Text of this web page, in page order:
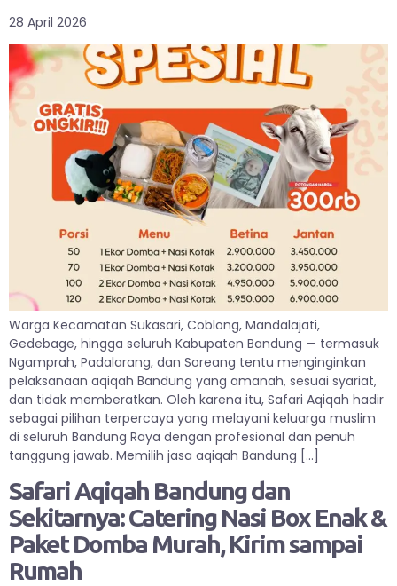
28 April 2026
Warga Kecamatan Sukasari, Coblong, Mandalajati,
Gedebage, hingga seluruh Kabupaten Bandung — termasuk
Ngamprah, Padalarang, dan Soreang tentu menginginkan
pelaksanaan aqiqah Bandung yang amanah, sesuai syariat,
dan tidak memberatkan. Oleh karena itu, Safari Aqiqah hadir
sebagai pilihan terpercaya yang melayani keluarga muslim
di seluruh Bandung Raya dengan profesional dan penuh
tanggung jawab. Memilih jasa aqiqah Bandung […]
Safari Aqiqah Bandung dan
Sekitarnya: Catering Nasi Box Enak &
Paket Domba Murah, Kirim sampai
Rumah